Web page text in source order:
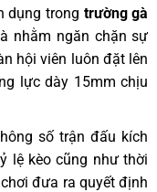
dụng trong trường gà
nhằm ngăn chặn sự
hội viên luôn đặt lên
lực dày 15mm chịu
số trận đấu kích
lệ kèo cũng như thời
đưa ra quyết định